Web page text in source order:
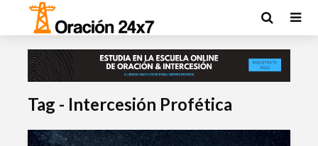
Tag - Intercesión Profética